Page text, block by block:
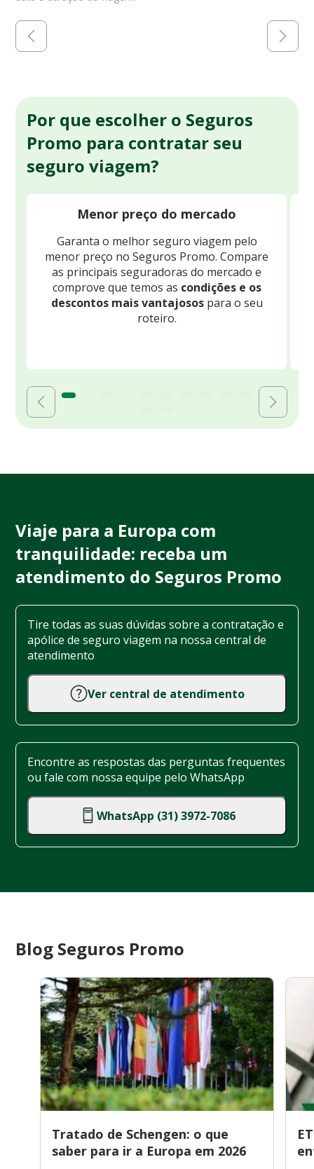
Por que escolher o Seguros
Promo para contratar seu
seguro viagem?
Menor preço do mercado
Garanta o melhor seguro viagem pelo
menor preço no Seguros Promo. Compare
as principais seguradoras do mercado e
comprove que temos as condições e os
descontos mais vantajosospara o seu
roteiro.
Viaje para a Europa com
tranquilidade: receba um
atendimento do Seguros Promo
Tire todas as suas dúvidas sobre a contratação e
apólice de seguro viagem na nossa central de
atendimento
Ver central de atendimento
Encontre as respostas das perguntas frequentes
ou fale com nossa equipe pelo WhatsApp
WhatsApp (31) 3972-7086
Blog Seguros Promo
Tratado de Schengen: o que
saber para ir a Europa em 2026